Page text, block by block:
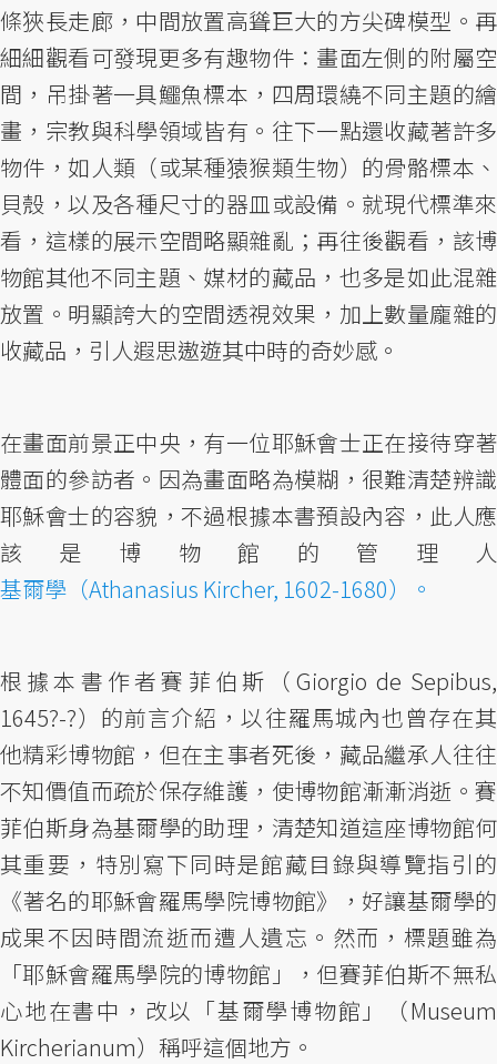
條狹長走廊，中間放置高聳巨大的方尖碑模型。再
細細觀看可發現更多有趣物件：畫面左側的附屬空
間，吊掛著一具鱷魚標本，四周環繞不同主題的繪
畫，宗教與科學領域皆有。往下一點還收藏著許多
物件，如人類（或某種猿猴類生物）的骨骼標本、
貝殼，以及各種尺寸的器皿或設備。就現代標準來
看，這樣的展示空間略顯雜亂；再往後觀看，該博
物館其他不同主題、媒材的藏品，也多是如此混雜
放置。明顯誇大的空間透視效果，加上數量龐雜的
收藏品，引人遐思遨遊其中時的奇妙感。
在畫面前景正中央，有一位耶穌會士正在接待穿著
體面的參訪者。因為畫面略為模糊，很難清楚辨識
耶穌會士的容貌，不過根據本書預設內容，此人應
該是博物館的管理人
基爾學（Athanasius Kircher, 1602-1680）。
根據本書作者賽菲伯斯（Giorgio de Sepibus,
1645?-?）的前言介紹，以往羅馬城內也曾存在其
他精彩博物館，但在主事者死後，藏品繼承人往往
不知價值而疏於保存維護，使博物館漸漸消逝。賽
菲伯斯身為基爾學的助理，清楚知道這座博物館何
其重要，特別寫下同時是館藏目錄與導覽指引的
《著名的耶穌會羅馬學院博物館》，好讓基爾學的
成果不因時間流逝而遭人遺忘。然而，標題雖為
「耶穌會羅馬學院的博物館」，但賽菲伯斯不無私
心地在書中，改以「基爾學博物館」（Museum
Kircherianum）稱呼這個地方。